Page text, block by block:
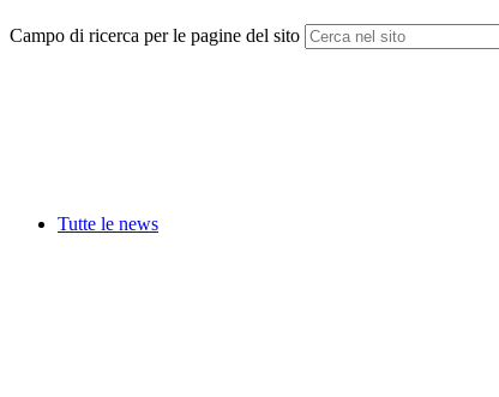
Campo di ricerca per le pagine del sito
Tutte le news